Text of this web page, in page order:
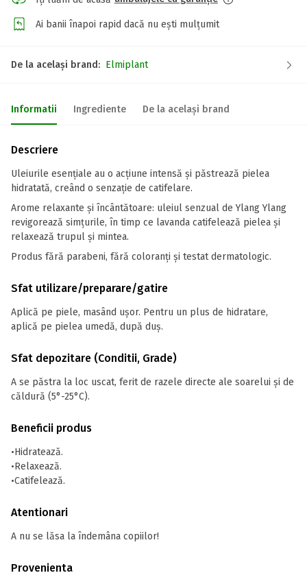
Ai banii înapoi rapid dacă nu ești mulțumit
De la același brand: Elmiplant
Informatii Ingrediente De la același brand
Descriere
Uleiurile esențiale au o acțiune intensă și păstrează pielea
hidratată, creând o senzație de catifelare.
Arome relaxante și încântătoare: uleiul senzual de Ylang Ylang
revigorează simțurile, în timp ce lavanda catifelează pielea și
relaxează trupul și mintea.
Produs fără parabeni, fără coloranți și testat dermatologic.
Sfat utilizare/preparare/gatire
Aplică pe piele, masând ușor. Pentru un plus de hidratare,
aplică pe pielea umedă, după duș.
Sfat depozitare (Conditii, Grade)
A se păstra la loc uscat, ferit de razele directe ale soarelui și de
căldură (5°-25°C).
Beneficii produs
•Hidratează.
•Relaxează.
•Catifelează.
Atentionari
A nu se lăsa la îndemâna copiilor!
Provenienta